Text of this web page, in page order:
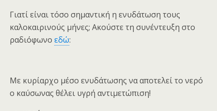
Γιατί είναι τόσο σημαντική η ενυδάτωση τους
καλοκαιρινούς μήνες; Ακούστε τη συνέντευξη στο
ραδιόφωνο εδώ:
Με κυρίαρχο μέσο ενυδάτωσης να αποτελεί το νερό
ο καύσωνας θέλει υγρή αντιμετώπιση!